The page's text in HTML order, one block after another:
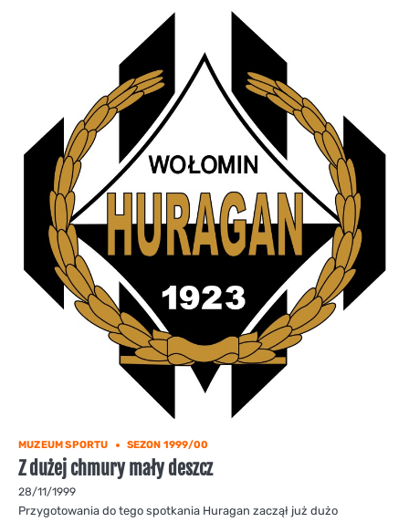
MUZEUM SPORTU SEZON 1999/00
Z dużej chmury mały deszcz
28/11/1999
Przygotowania do tego spotkania Huragan zaczął już dużo